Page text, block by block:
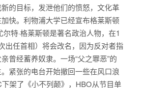
的目标，发泄他们的愤怒，文化革
快。利物浦大学已经宣布格莱斯顿
尔特·格莱斯顿是著名政治人物，在1
出任首相）将会改名，因为反对者指
曾经蓄养奴隶。一场“父之罪恶”的
紧张的电台开始撤回一些在风口浪
架了《小不列颠》，HBO从节目单